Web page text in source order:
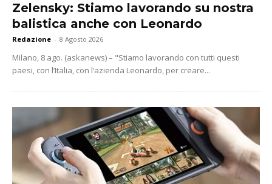
Zelensky: Stiamo lavorando su nostra
balistica anche con Leonardo
Redazione - 8 Agosto 2026
Milano, 8 ago. (askanews) – "Stiamo lavorando con tutti questi
paesi, con l’Italia, con l’azienda Leonardo, per creare...